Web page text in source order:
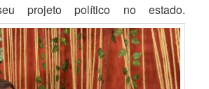
projeto político no estado.